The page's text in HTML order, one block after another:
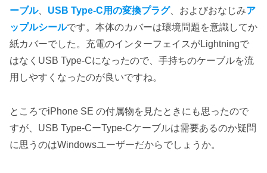
ーブル、 USB Type-C用の変換プラグ、およびおなじみア
ップルシールです。本体のカバーは環境問題を意識してか
紙カバーでした。充電のインターフェイスがLightningで
はなくUSB Type-Cになったので、手持ちのケーブルを流
用しやすくなったのが良いですね。
ところでiPhone SE の付属物を見たときにも思ったので
すが、USB Type-CーType-Cケーブルは需要あるのか疑問
に思うのはWindowsユーザーだからでしょうか。